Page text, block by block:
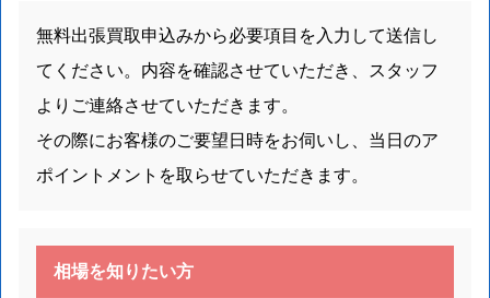
無料出張買取申込みから必要項目を入力して送信し
てください。内容を確認させていただき、スタッフ
よりご連絡させていただきます。
その際にお客様のご要望日時をお伺いし、当日のア
ポイントメントを取らせていただきます。
相場を知りたい方